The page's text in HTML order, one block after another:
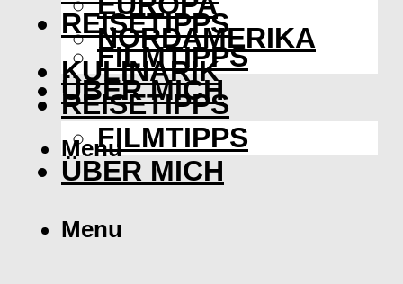
REISETIPPS
FILMTIPPS
ÜBER MICH
Menu
NORDAMERIKA
KULINARIK
REISETIPPS
FILMTIPPS
ÜBER MICH
Menu